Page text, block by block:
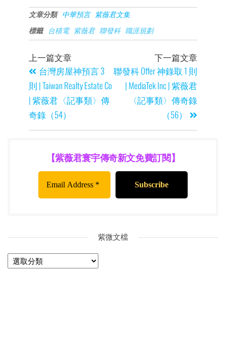
文章分類 中華預言 紫薇君文集
標籤 台積電 紫薇君 聯發科 職涯規劃
上一篇文章
台灣房屋神預言 3
則 | Taiwan Realty Estate Co
| 紫薇君〈記事類〉傳
奇錄（54）
下一篇文章
聯發科 Offer 神錄取 1 則
| MediaTek Inc | 紫薇君
〈記事類〉傳奇錄
（56）
【紫薇君寰宇傳奇新文免費訂閱】
紫微文檔